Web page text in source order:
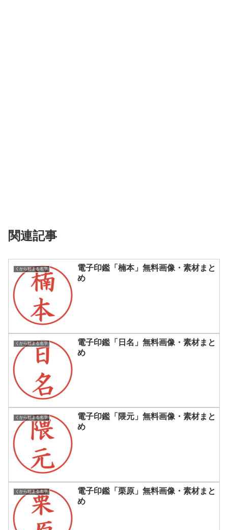
関連記事
くから始まる名字
電子印鑑「楠本」無料画像・素材まと
め
くから始まる名字
電子印鑑「日名」無料画像・素材まと
め
くから始まる名字
電子印鑑「隈元」無料画像・素材まと
め
くから始まる名字
電子印鑑「栗原」無料画像・素材まと
め